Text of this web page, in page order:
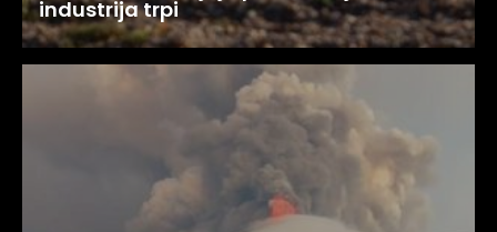
industrija trpi